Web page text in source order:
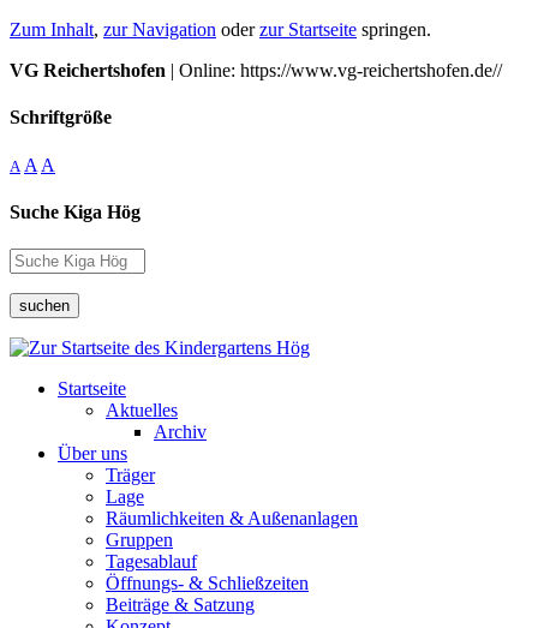
Zum Inhalt, zur Navigation oderzur Startseite springen.
VG Reichertshofen | Online: https://www.vg-reichertshofen.de//
Schriftgröße
A A A
Suche Kiga Hög
suchen
Startseite
Aktuelles
Archiv
Über uns
Träger
Lage
Räumlichkeiten & Außenanlagen
Gruppen
Tagesablauf
Öffnungs- & Schließzeiten
Beiträge & Satzung